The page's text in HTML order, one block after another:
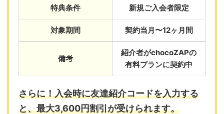
特典条件 新規ご入会者限定
対象期間 契約当月〜12ヶ月間
備考
紹介者がchocoZAPの
有料プランに契約中
さらに！入会時に友達紹介コードを入力する
と、最大3,600円割引が受けられます。